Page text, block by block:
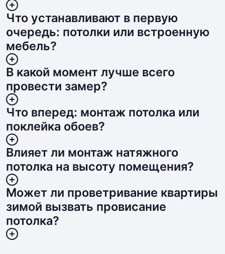
Что устанавливают в первую
очередь: потолки или встроенную
мебель?
В какой момент лучше всего
провести замер?
Что вперед: монтаж потолка или
поклейка обоев?
Влияет ли монтаж натяжного
потолка на высоту помещения?
Может ли проветривание квартиры
зимой вызвать провисание
потолка?